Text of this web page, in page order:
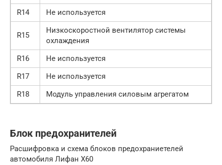
R14
Не используется
R15
Низкоскоростной вентилятор системы
охлаждения
R16
Не используется
R17
Не используется
R18
Модуль управления силовым агрегатом
Блок предохранителей
Расшифровка и схема блоков предохраниетелей
автомобиля Лифан Х60